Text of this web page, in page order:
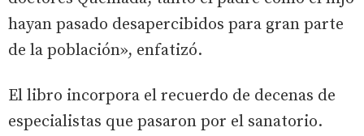
hayan pasado desapercibidos para gran parte
de la población», enfatizó.
El libro incorpora el recuerdo de decenas de
especialistas que pasaron por el sanatorio.